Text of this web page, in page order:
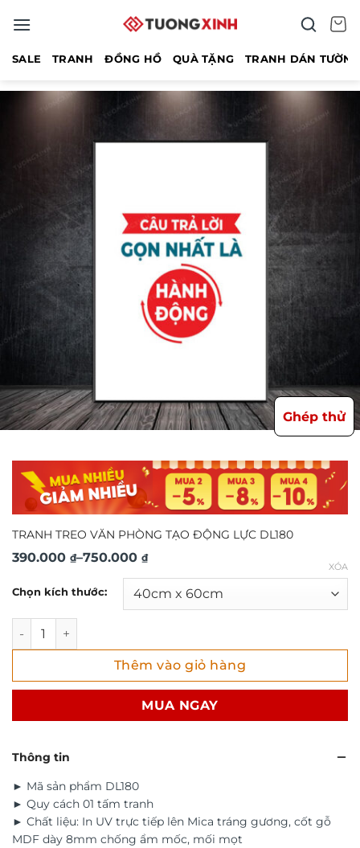
qua
SALE TRANH ĐỒNG HỒ QUÀ TẶNG TRANH DÁN
Ghép thử
TRANH TREO VĂN PHÒNG TẠO ĐỘNG LỰC DL180
390.000 ₫–750.000 ₫
Khoảng
390.000 ₫
đến
750.000 ₫
Chọn kích thước:
XÓA
TRANH TREO VĂN PHÒNG TẠO ĐỘNG LỰC DL180 số lượng
Thêm vào giỏ hàng
MUA NGAY
Thông tin
► Mã sản phẩm DL180
► Quy cách 01 tấm tranh
► Chất liệu: In UV trực tiếp lên Mica tráng gương, cốt gỗ
MDF dày 8mm chống ẩm mốc, mối mọt